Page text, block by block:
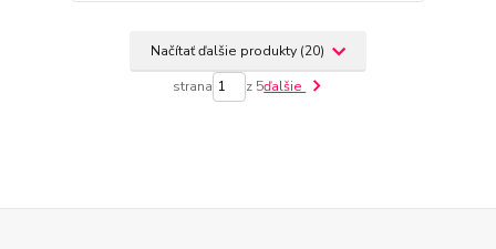
Načítať ďalšie produkty (20)
strana z 5ďalšie